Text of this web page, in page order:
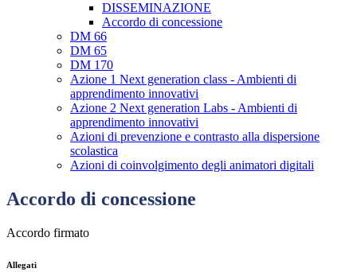
DISSEMINAZIONE
Accordo di concessione
DM 66
DM 65
DM 170
Azione 1 Next generation class - Ambienti di
apprendimento innovativi
Azione 2 Next generation Labs - Ambienti di
apprendimento innovativi
Azioni di prevenzione e contrasto alla dispersione
scolastica
Azioni di coinvolgimento degli animatori digitali
Accordo di concessione
Accordo firmato
Allegati